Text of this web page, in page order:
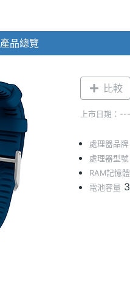
產品總覽
比較
上市日期：
處理器品牌
處理器型號
RAM記憶體
電池容量